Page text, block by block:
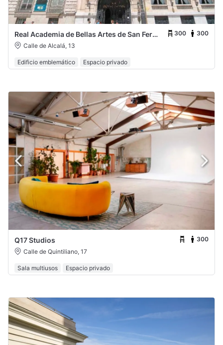
Real Academia de Bellas Artes de San Fernando 300
300
Calle de Alcalá, 13
Edificio emblemático Espacio privado
Q17 Studios
300
Calle de Quintiliano, 17
Sala multiusos Espacio privado